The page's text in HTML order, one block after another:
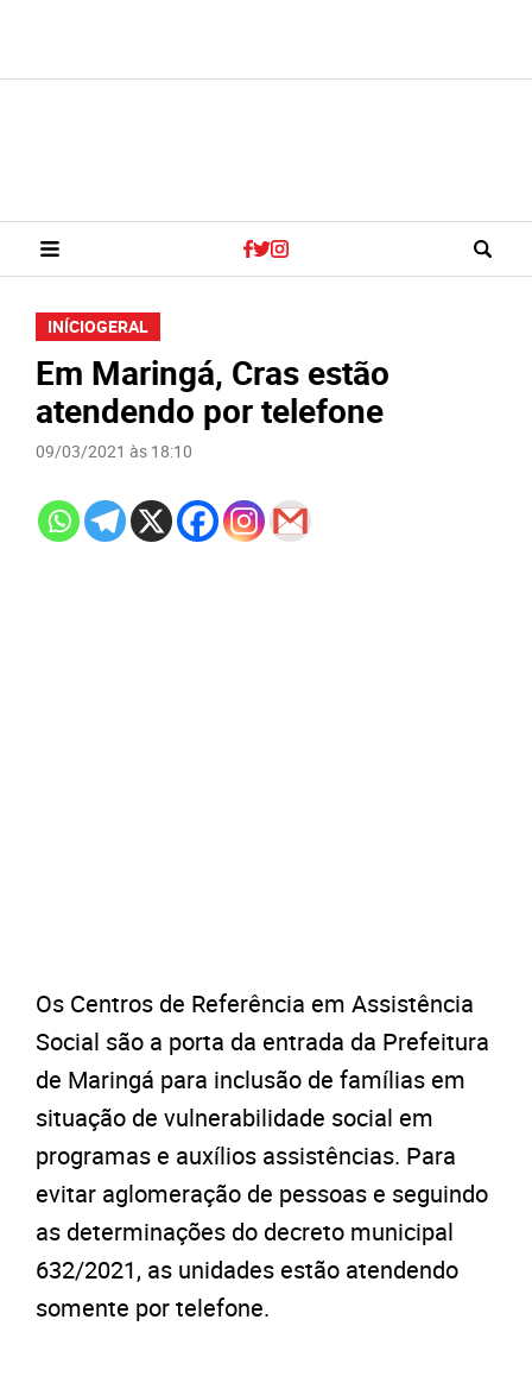
INÍCIOGERAL
Em Maringá, Cras estão
atendendo por telefone
09/03/2021 às 18:10
Os Centros de Referência em Assistência
Social são a porta da entrada da Prefeitura
de Maringá para inclusão de famílias em
situação de vulnerabilidade social em
programas e auxílios assistências. Para
evitar aglomeração de pessoas e seguindo
as determinações do decreto municipal
632/2021, as unidades estão atendendo
somente por telefone.